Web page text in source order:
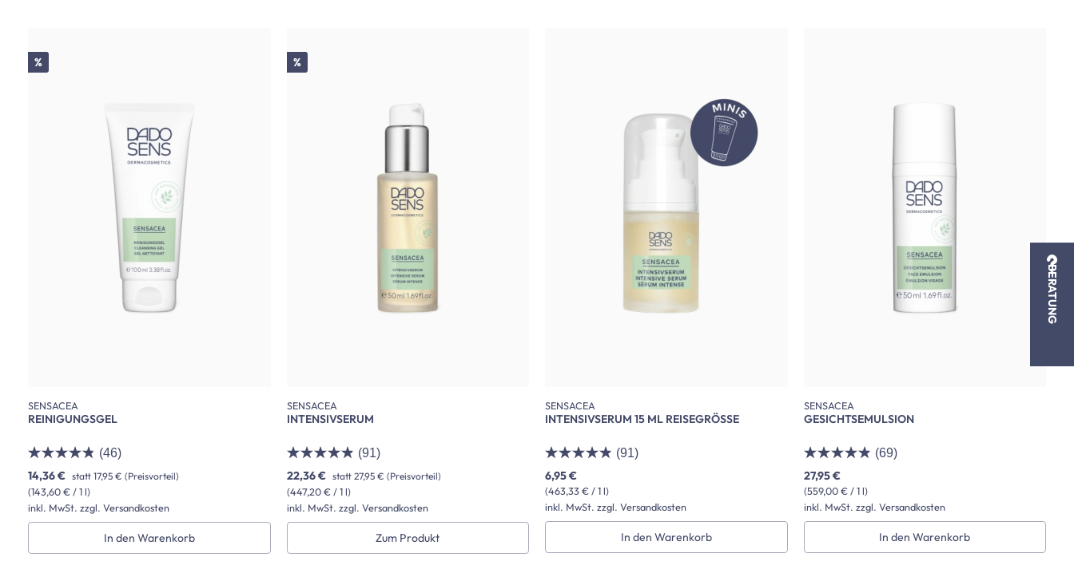
Rabatt
%
SENSACEA
REINIGUNGSGEL
(46)
(143,60 € / 1 l)
14,36 € statt 17,95 € (Preisvorteil)
inkl. MwSt. zzgl. Versandkosten
In den Warenkorb
Rabatt
%
SENSACEA
INTENSIVSERUM
(91)
(447,20 € / 1 l)
22,36 € statt 27,95 € (Preisvorteil)
inkl. MwSt. zzgl. Versandkosten
Zum Produkt
SENSACEA
INTENSIVSERUM 15 ML REISEGRÖSSE
(91)
(463,33 € / 1 l)
6,95 €
inkl. MwSt. zzgl. Versandkosten
In den Warenkorb
SENSACEA
GESICHTSEMULSION
(69)
(559,00 € / 1 l)
27,95 €
inkl. MwSt. zzgl. Versandkosten
In den Warenkorb
BERATUNG